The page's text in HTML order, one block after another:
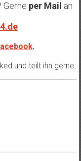
Gerne per Mail an
.
und teilt ihn gerne.